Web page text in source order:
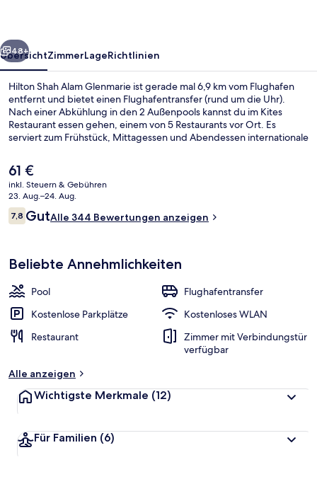
Weiter
48+
ÜbersichtZimmerLageRichtlinien
Hilton Shah Alam Glenmarie ist gerade mal 6,9 km vom Flughafen
entfernt und bietet einen Flughafentransfer (rund um die Uhr).
Nach einer Abkühlung in den 2 Außenpools kannst du im Kites
Restaurant essen gehen, einem von 5 Restaurants vor Ort. Es
serviert zum Frühstück, Mittagessen und Abendessen internationale
Bars/Lounges, eine Poolbar und einen Fitnessbereich.
Der
aktuelle
Preis
beträgt
61 €.
61 €
inkl. Steuern & Gebühren
23. Aug.–24. Aug.
Bewertungen
7,87,8 von 10.
GutAlle 344 Bewertungen anzeigen
Beliebte Annehmlichkeiten
Pool
Flughafentransfer
Kostenlose Parkplätze
Kostenloses WLAN
Restaurant
Zimmer mit Verbindungstür
verfügbar
Alle anzeigen
Wichtigste Merkmale (12)
Für Familien (6)